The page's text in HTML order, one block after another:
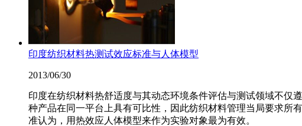
印度纺织材料热测试效应标准与人体模型
2013/06/30
印度在纺织材料热舒适度与其动态环境条件评估与测试领域不仅
种产品在同一平台上具有可比性，因此纺织材料管理当局要求所
准认为，用热效应人体模型来作为实验对象最为有效。